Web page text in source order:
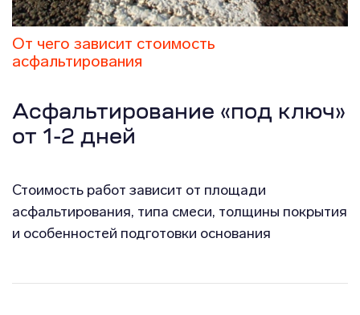
От чего зависит стоимость
асфальтирования
Асфальтирование «под ключ»
от 1-2 дней
Стоимость работ зависит от площади
асфальтирования, типа смеси, толщины покрытия
и особенностей подготовки основания